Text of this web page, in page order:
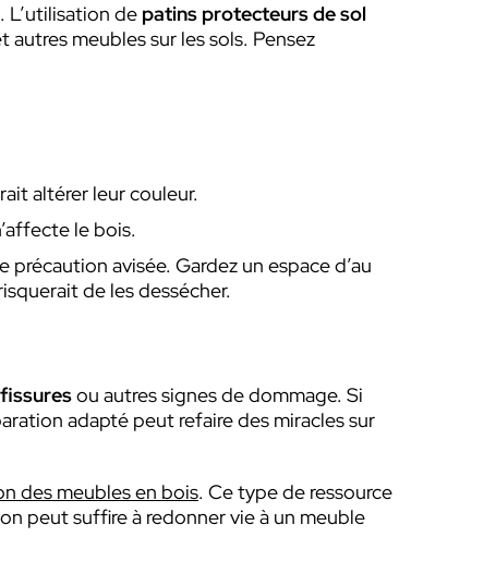
L’utilisation de patins protecteurs de sol
meubles sur les sols. Pensez
altérer leur couleur.
le bois.
avisée. Gardez un espace d’au
de les dessécher.
fissuresou autres signes de dommage. Si
adapté peut refaire des miracles sur
des meubles en bois. Ce type de ressource
peut suffire à redonner vie à un meuble